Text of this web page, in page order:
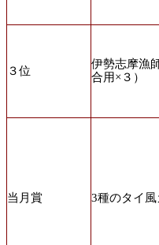
３位
伊勢志摩漁
合用×３）
当月賞 3種のタイ風